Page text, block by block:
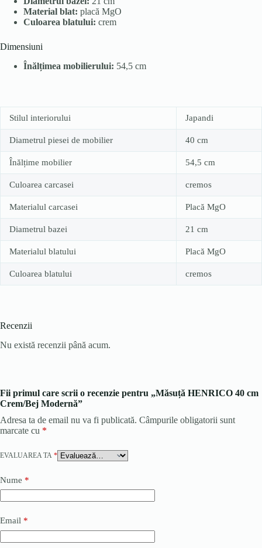
Material blat: placă MgO
Culoarea blatului: crem
Dimensiuni
Înălțimea mobilierului: 54,5 cm
Stilul interiorului Japandi
Diametrul piesei de mobilier 40 cm
Înălțime mobilier 54,5 cm
Culoarea carcasei cremos
Materialul carcasei Placă MgO
Diametrul bazei 21 cm
Materialul blatului Placă MgO
Culoarea blatului cremos
Recenzii
Nu există recenzii până acum.
Fii primul care scrii o recenzie pentru „Măsuță HENRICO 40 cm
Crem/Bej Modernă”
Adresa ta de email nu va fi publicată. Câmpurile obligatorii sunt
marcate cu *
EVALUAREA TA *
Nume *
Email *